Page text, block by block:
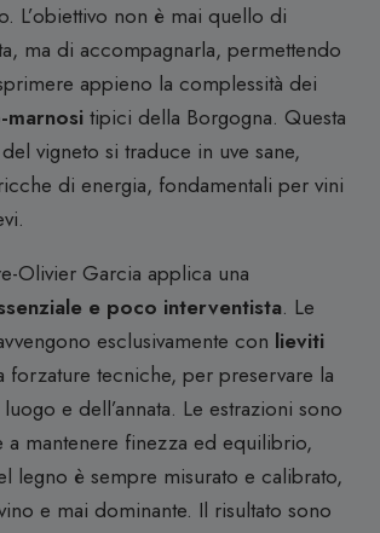
L’obiettivo non è mai quello di
ma di accompagnarla, permettendo
appieno la complessità dei
marnositipici della Borgogna. Questa
vigneto si traduce in uve sane,
di energia, fondamentali per vini
Olivier Garcia applica una
e poco interventista. Le
esclusivamente con lieviti
forzature tecniche, per preservare la
e dell’annata. Le estrazioni sono
a mantenere finezza ed equilibrio,
legno è sempre misurato e calibrato,
e mai dominante. Il risultato sono